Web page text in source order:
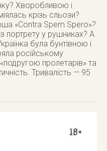
Хворобливою і
крізь сльози?
«Contra Spem Spero»?
портрету у рушниках? А
була бунтівною і
російському
пролетарів» та
Тривалість — 95